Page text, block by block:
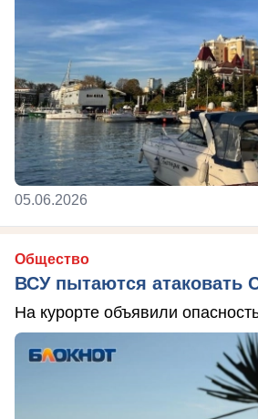
05.06.2026
Общество
ВСУ пытаются атаковать
На курорте объявили